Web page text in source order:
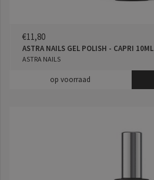
€11,80
ASTRA NAILS GEL POLISH - CAPRI 10ML
ASTRA NAILS
op voorraad